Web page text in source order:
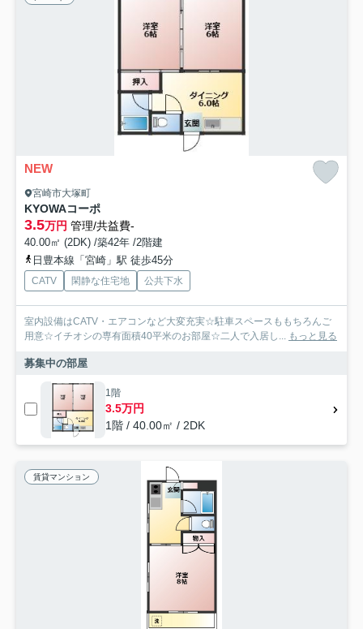
NEW
宮崎市大塚町
KYOWAコーポ
3.5万円 管理/共益費-
40.00㎡ (2DK) /築42年 /2階建
日豊本線「宮崎」駅 徒歩45分
CATV 閑静な住宅地 公共下水
室内設備はCATV・エアコンなど大変充実☆駐車スペースももちろんご
用意☆イチオシの専有面積40平米のお部屋☆二人で入居し...
もっと見る
募集中の部屋
1階
3.5万円
1階 / 40.00㎡ / 2DK
賃貸マンション